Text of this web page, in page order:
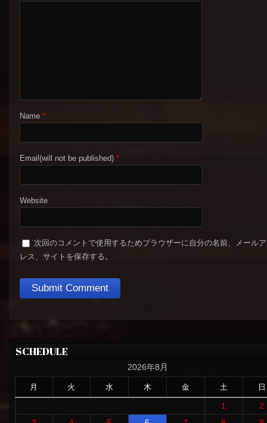
Name *
Email(will not be published) *
Website
次回のコメントで使用するためブラウザーに自分の名前、メール
レス、サイトを保存する。
SCHEDULE
2026年8月
月 火 水 木 金 土 日
1
2